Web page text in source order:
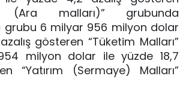
(Ara malları)” grubunda
grubu 6 milyar 956 milyon dolar
gösteren “Tüketim Malları”
milyon dolar ile yüzde 18,7
“Yatırım (Sermaye) Malları”